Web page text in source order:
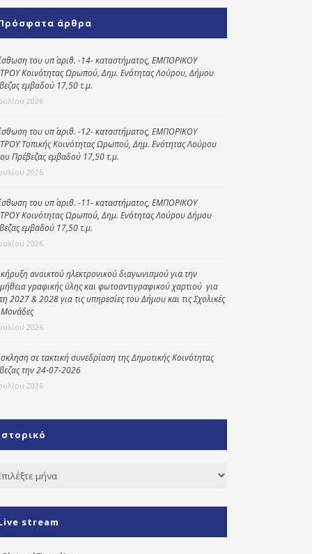
Κοινωνικό
παντοπωλείο
Kοινωνικό
φαρμακείο
Πρόγραμμα
Κέντρο Ημερήσιας
Φροντίδας
Ηλικιωμένων
(Κ.Η.Φ.Η.) Πρέβεζας
άρθρα
του υπ΄ αριθ. -14- καταστήματος, ΕΜΠΟΡΙΚΟΥ
Κοινότητας Ωρωπού, Δημ. Ενότητας Λούρου, Δήμου
εμβαδού 17,50 τ.μ.
2026
του υπ΄ αριθ. -12- καταστήματος, ΕΜΠΟΡΙΚΟΥ
Τοπικής Κοινότητας Ωρωπού, Δημ. Ενότητας Λούρου
Πρέβεζας εμβαδού 17,50 τ.μ.
2026
του υπ΄ αριθ. -11- καταστήματος, ΕΜΠΟΡΙΚΟΥ
Κοινότητας Ωρωπού, Δημ. Ενότητας Λούρου Δήμου
εμβαδού 17,50 τ.μ.
2026
ανοικτού ηλεκτρονικού διαγωνισμού για την
γραφικής ύλης και φωτοαντιγραφικού χαρτιού για
2027 & 2028 για τις υπηρεσίες του Δήμου και τις Σχολικές
2026
σε τακτική συνεδρίαση της Δημοτικής Κοινότητας
την 24-07-2026
2026
stream